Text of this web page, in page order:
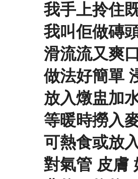
我手上拎住
我叫佢做磚
滑流流又爽
做法好簡單
放入燉盅加
等暖時撈入
可熱食或放
對氣管 皮膚